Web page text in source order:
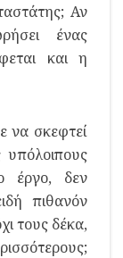
Αν
ένας
και η
να σκεφτεί
έργο, δεν
πιθανόν
τους δέκα,